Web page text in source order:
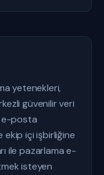
yetenekleri,
güvenilir veri
e-posta
ekip içi işbirliğine
ile pazarlama e-
isteyen